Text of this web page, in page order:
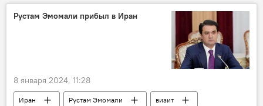
конфликт
Рустам Эмомали прибыл в Иран
8 января 2024, 11:28
Иран Рустам Эмомали
визит